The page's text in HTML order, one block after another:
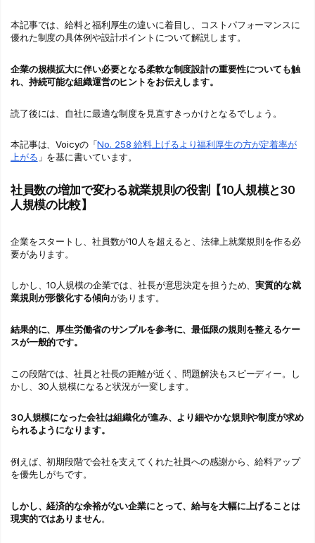
本記事では、給料と福利厚生の違いに着目し、コストパフォーマンスに
優れた制度の具体例や設計ポイントについて解説します。
企業の規模拡大に伴い必要となる柔軟な制度設計の重要性についても触
れ、持続可能な組織運営のヒントをお伝えします。
読了後には、自社に最適な制度を見直すきっかけとなるでしょう。
本記事は、Voicyの「No. 258 給料上げるより福利厚生の方が定着率が
上がる 」を基に書いています。
社員数の増加で変わる就業規則の役割【10人規模と30
人規模の比較】
企業をスタートし、社員数が10人を超えると、法律上就業規則を作る必
要があります。
しかし、10人規模の企業では、社長が意思決定を担うため、実質的な就
業規則が形骸化する傾向があります。
結果的に、厚生労働省のサンプルを参考に、最低限の規則を整えるケー
スが一般的です。
この段階では、社員と社長の距離が近く、問題解決もスピーディー。し
かし、30人規模になると状況が一変します。
30人規模になった会社は組織化が進み、より細やかな規則や制度が求め
られるようになります。
例えば、初期段階で会社を支えてくれた社員への感謝から、給料アップ
を優先しがちです。
しかし、経済的な余裕がない企業にとって、給与を大幅に上げることは
現実的ではありません。